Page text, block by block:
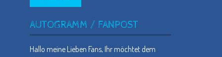
AUTOGRAMM / FANPOST
Hallo meine Lieben Fans, Ihr möchtet dem